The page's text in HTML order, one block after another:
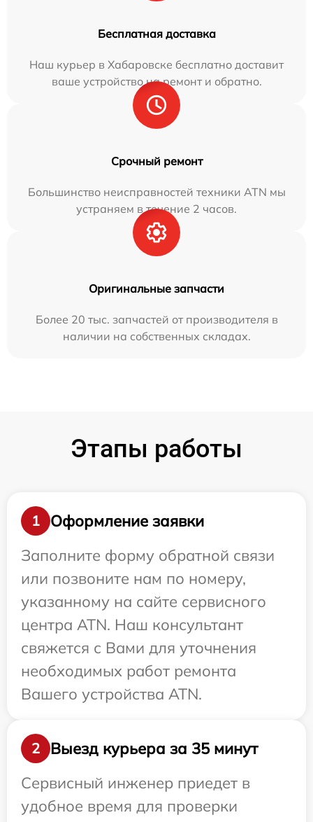
Бесплатная доставка
Наш курьер в Хабаровске бесплатно доставит
ваше устройство на ремонт и обратно.
Срочный ремонт
Большинство неисправностей техники ATN мы
устраняем в течение 2 часов.
Оригинальные запчасти
Более 20 тыс. запчастей от производителя в
наличии на собственных складах.
Этапы работы
1
Оформление заявки
Заполните форму обратной связи
или позвоните нам по номеру,
указанному на сайте сервисного
центра ATN. Наш консультант
свяжется с Вами для уточнения
необходимых работ ремонта
Вашего устройства ATN.
2
Выезд курьера за 35 минут
Сервисный инженер приедет в
удобное время для проверки